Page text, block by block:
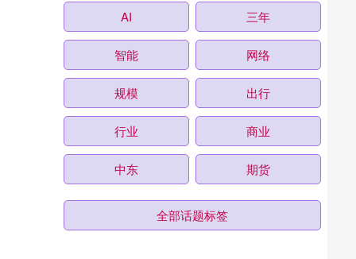
AI 三年
智能 网络
规模 出行
行业 商业
中东 期货
全部话题标签